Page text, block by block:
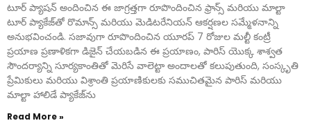
టూర్ ప్యాషన్ అందించిన ఈ జాగ్రత్తగా రూపొందించిన ఫ్రాన్స్ మరియు మాల్టా
టూర్ ప్యాకేజ్‌తో రొమాన్స్ మరియు మెడిటరేనియన్ ఆకర్షణల సమ్మేళనాన్ని
అనుభవించండి. సజావుగా రూపొందించిన యూరప్ 7 రోజుల మల్టీ కంట్రీ
ప్రయాణ ప్రణాళికగా డిజైన్ చేయబడిన ఈ ప్రయాణం, పారిస్ యొక్క శాశ్వత
సౌందర్యాన్ని సూర్యకాంతితో మెరిసే వాలెట్టా అందాలతో కలుపుతుంది, సంస్కృతి
ప్రేమికులు మరియు విశ్రాంతి ప్రయాణికులకు సముచితమైన పారిస్ మరియు
మాల్టా హాలిడే ప్యాకేజ్‌ను
Read More »